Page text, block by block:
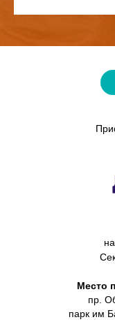
Место
пр.
парк им